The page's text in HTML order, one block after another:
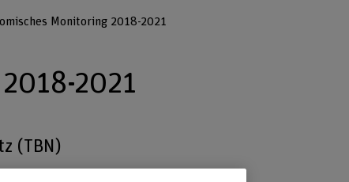
Monitoring 2018-2021
2021
(TBN)